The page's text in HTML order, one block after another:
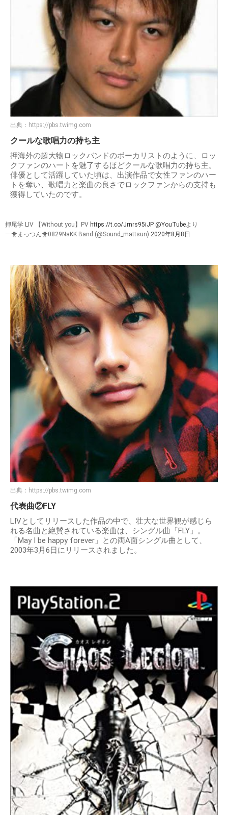
出典： https://pbs.twimg.com
クールな歌唱力の持ち主
押海外の超大物ロックバンドのボーカリストのように、ロッ
クファンのハートを魅了するほどクールな歌唱力の持ち主。
俳優として活躍していた頃は、出演作品で女性ファンのハー
トを奪い、歌唱力と楽曲の良さでロックファンからの支持も
獲得していたのです。
押尾学 LIV 【Without you】PV https://t.co/Jrnrs95iJP @YouTubeより
— 🐥まっつん🐥0829NaKK Band (@Sound_mattsun) 2020年8月8日
出典： https://pbs.twimg.com
代表曲②FLY
LIVとしてリリースした作品の中で、壮大な世界観が感じら
れる名曲と絶賛されている楽曲は、シングル曲「FLY」。
「May I be happy forever」との両A面シングル曲として、
2003年3月6日にリリースされました。